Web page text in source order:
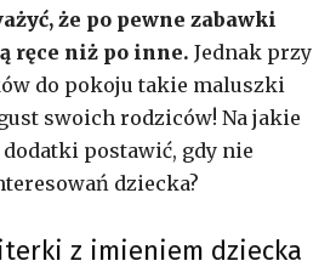
że po pewne zabawki
ręce niż po inne. Jednak przy
do pokoju takie maluszki
swoich rodziców! Na jakie
postawić, gdy nie
dziecka?
z imieniem dziecka